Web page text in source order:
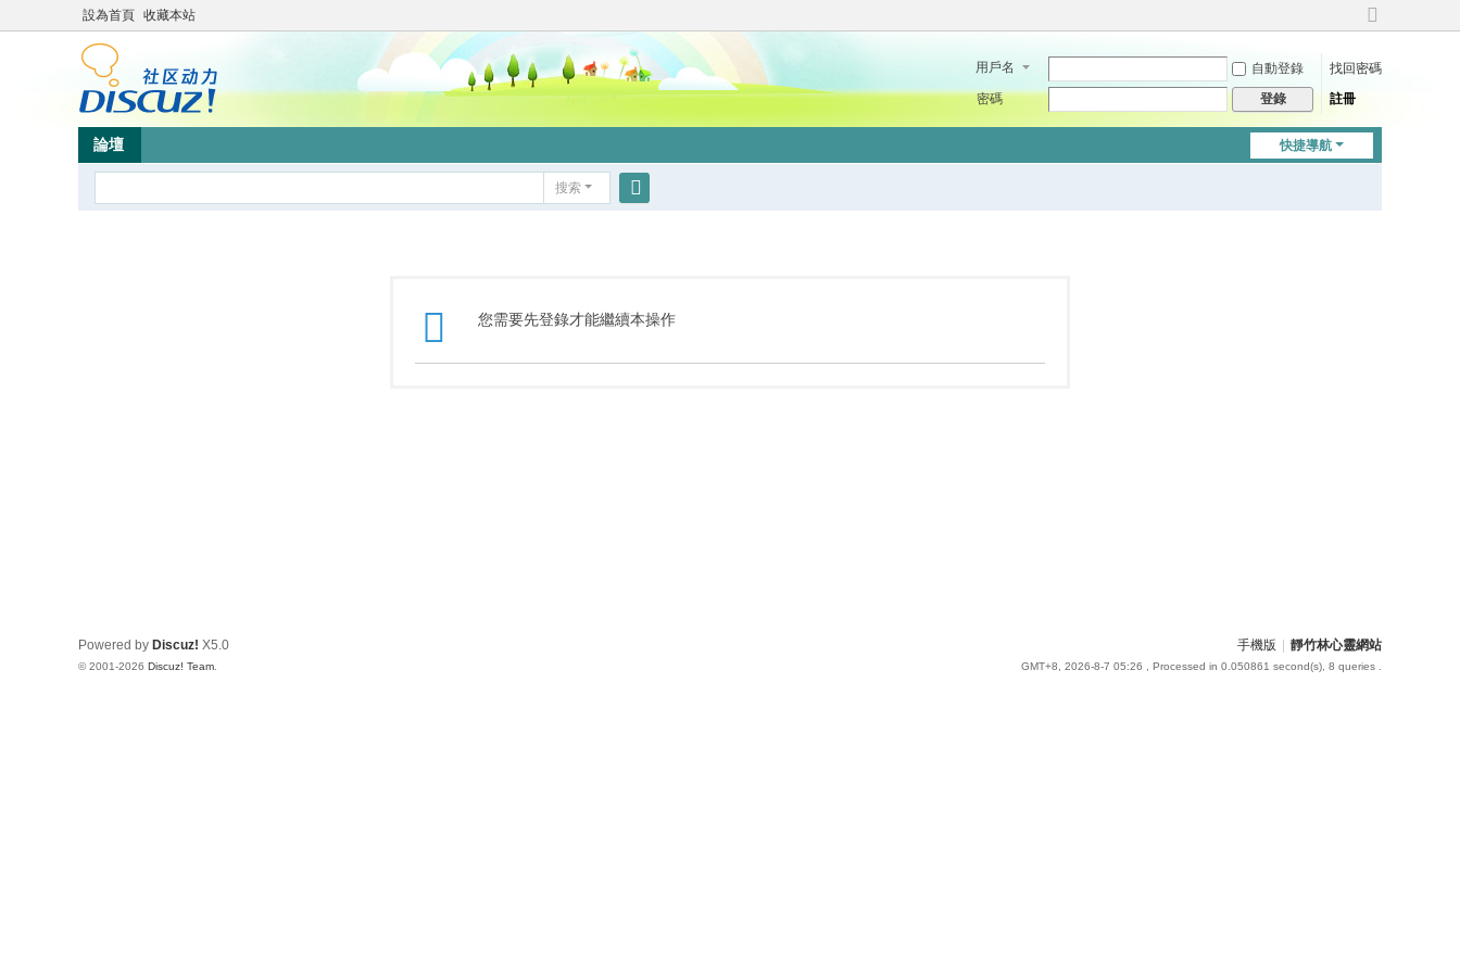
設為首頁 收藏本站
切
到
用戶名 自動登錄
找回密碼
密碼
登錄 註冊
快捷導航
論壇
搜索
您需要先登錄才能繼續本操作
手機版 靜竹林心靈網站
GMT+8, 2026-8-7 05:26 , Processed in 0.050861 second(s), 8 queries .
Powered by Discuz! X5.0
© 2001-2026 Discuz! Team